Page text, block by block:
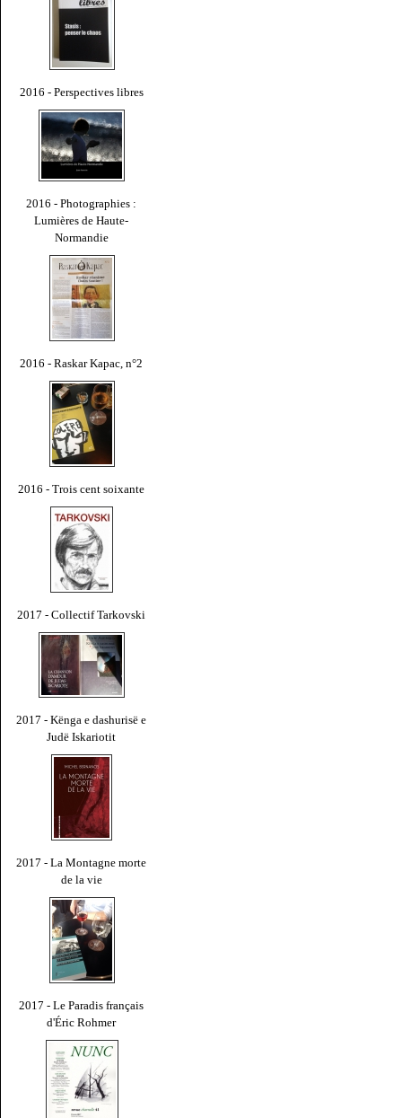
2016 - Perspectives libres
2016 - Photographies :
Lumières de Haute-
Normandie
2016 - Raskar Kapac, n°2
2016 - Trois cent soixante
2017 - Collectif Tarkovski
2017 - Kënga e dashurisë e
Judë Iskariotit
2017 - La Montagne morte
de la vie
2017 - Le Paradis français
d'Éric Rohmer